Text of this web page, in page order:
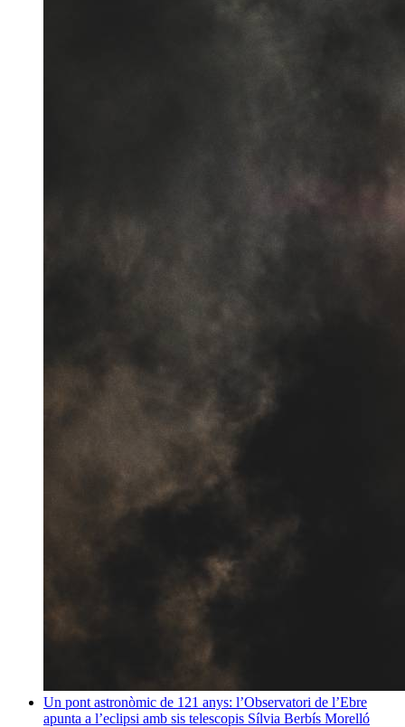
Un pont astronòmic de 121 anys: l’Observatori de l’Ebre
apunta a l’eclipsi amb sis telescopis Sílvia Berbís Morelló